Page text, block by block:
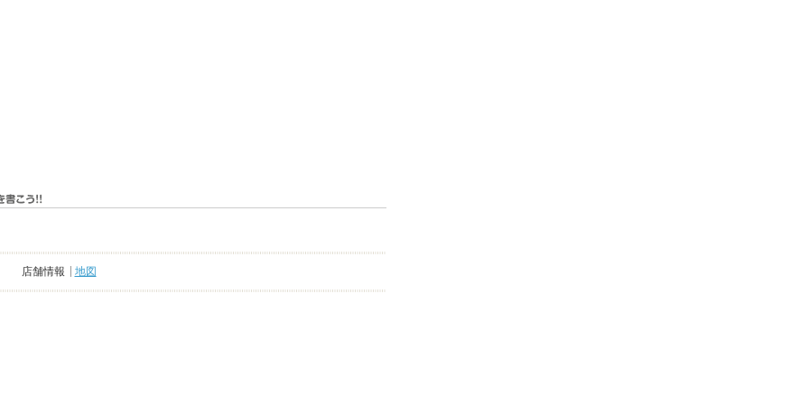
店舗情報 地図